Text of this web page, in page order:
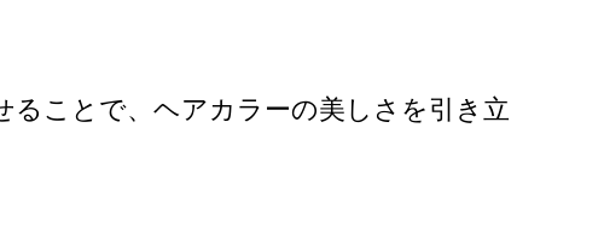
ことで、ヘアカラーの美しさを引き立